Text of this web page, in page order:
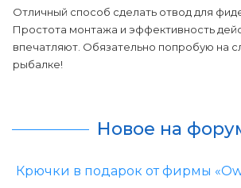
Отличный способ сделать отвод для
Простота монтажа и эффективность
впечатляют. Обязательно попробую на
рыбалке!
Новое на
Крючки в подарок от фирмы